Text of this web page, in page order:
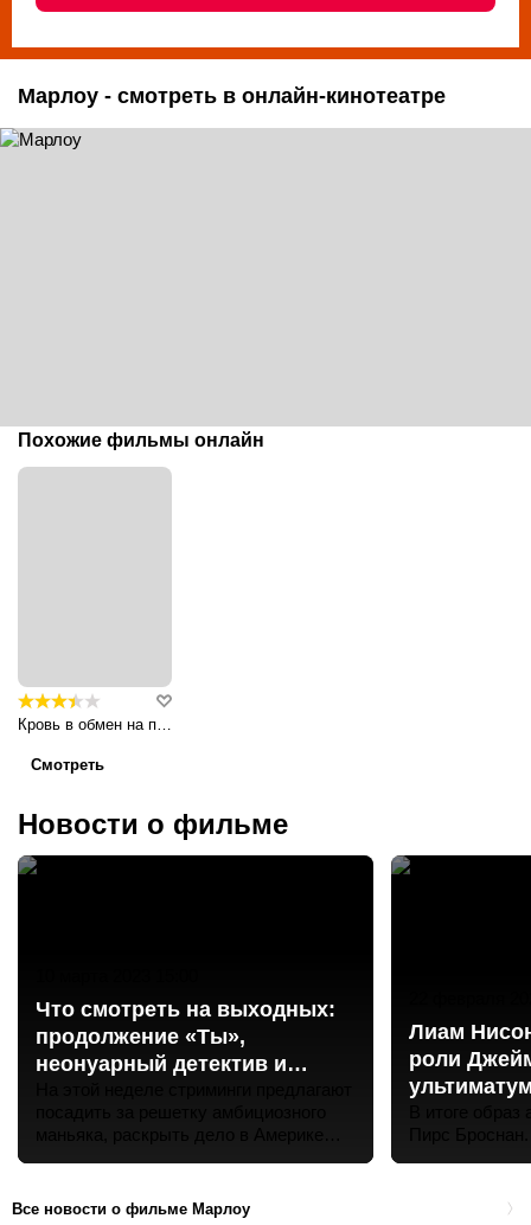
Марлоу - смотреть в онлайн-кинотеатре
Похожие фильмы онлайн
Кровь в обмен на пыль
Смотреть
Новости о фильме
Что смотреть на выходных:
продолжение «Ты»,
неонуарный детектив и
Лиам
роли
Все новости о фильме Марлоу